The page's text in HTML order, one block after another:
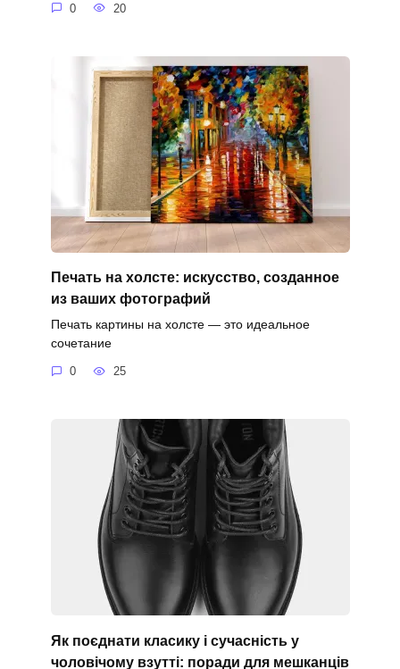
0 20
Печать на холсте: искусство, созданное
из ваших фотографий
Печать картины на холсте — это идеальное
сочетание
0 25
Як поєднати класику і сучасність у
чоловічому взутті: поради для мешканців